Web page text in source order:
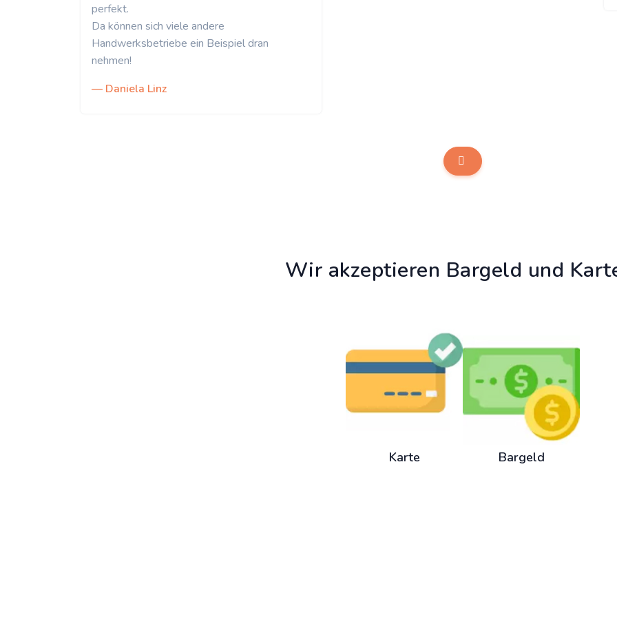
perfekt.
Da können sich viele andere
Handwerksbetriebe ein Beispiel dran
nehmen!
— Daniela Linz
Wir akzeptieren Bargeld und
Karte Bargeld